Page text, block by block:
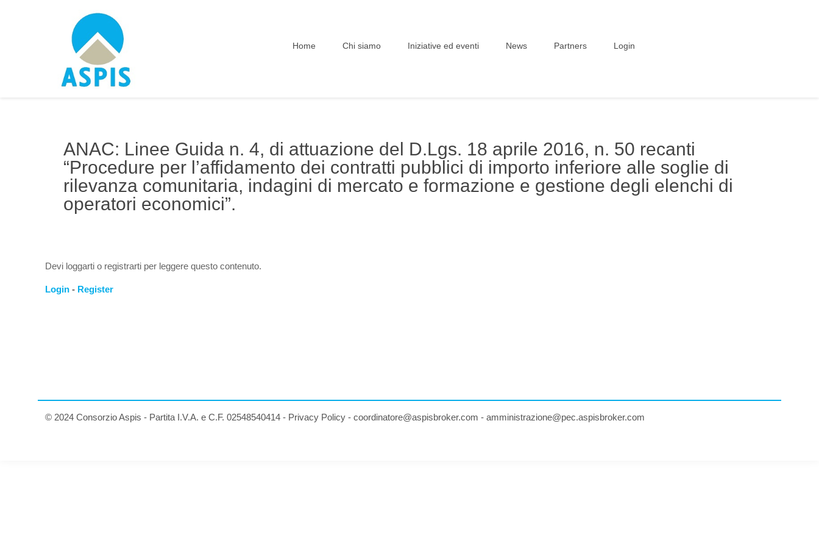
Home Chi siamo Iniziative ed eventi News Partners Login
ANAC: Linee Guida n. 4, di attuazione del D.Lgs. 18 aprile 2016, n. 50 recanti
“Procedure per l’affidamento dei contratti pubblici di importo inferiore alle soglie di
rilevanza comunitaria, indagini di mercato e formazione e gestione degli elenchi di
operatori economici”.
Devi loggarti o registrarti per leggere questo contenuto.
Login - Register
© 2024 Consorzio Aspis - Partita I.V.A. e C.F. 02548540414 - Privacy Policy -coordinatore@aspisbroker.com -amministrazione@pec.aspisbroker.com